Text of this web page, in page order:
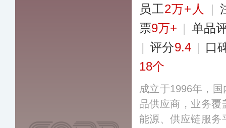
员工2万+人 |
票9万+ | 单品
| 评分9.4 | 口
18个
成立于1996年，
品供应商，业务覆
能源、供应链服务